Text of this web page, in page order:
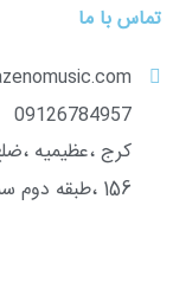
تماس با ما
09126784957
کرج ،عظیمیه
156 ،طبقه دوم سمت راست